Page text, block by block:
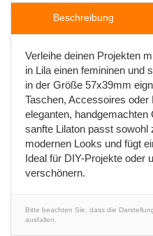
Beschreibung
Verleihe deinen Projekten
in Lila einen femininen und
in der Größe 57x39mm
Taschen, Accessoires oder
eleganten,
sanfte Lilaton passt
modernen Looks und fügt
Ideal für DIY-Projekte oder
verschönern.
Bitte beachten Sie, dass die
ausfallen.